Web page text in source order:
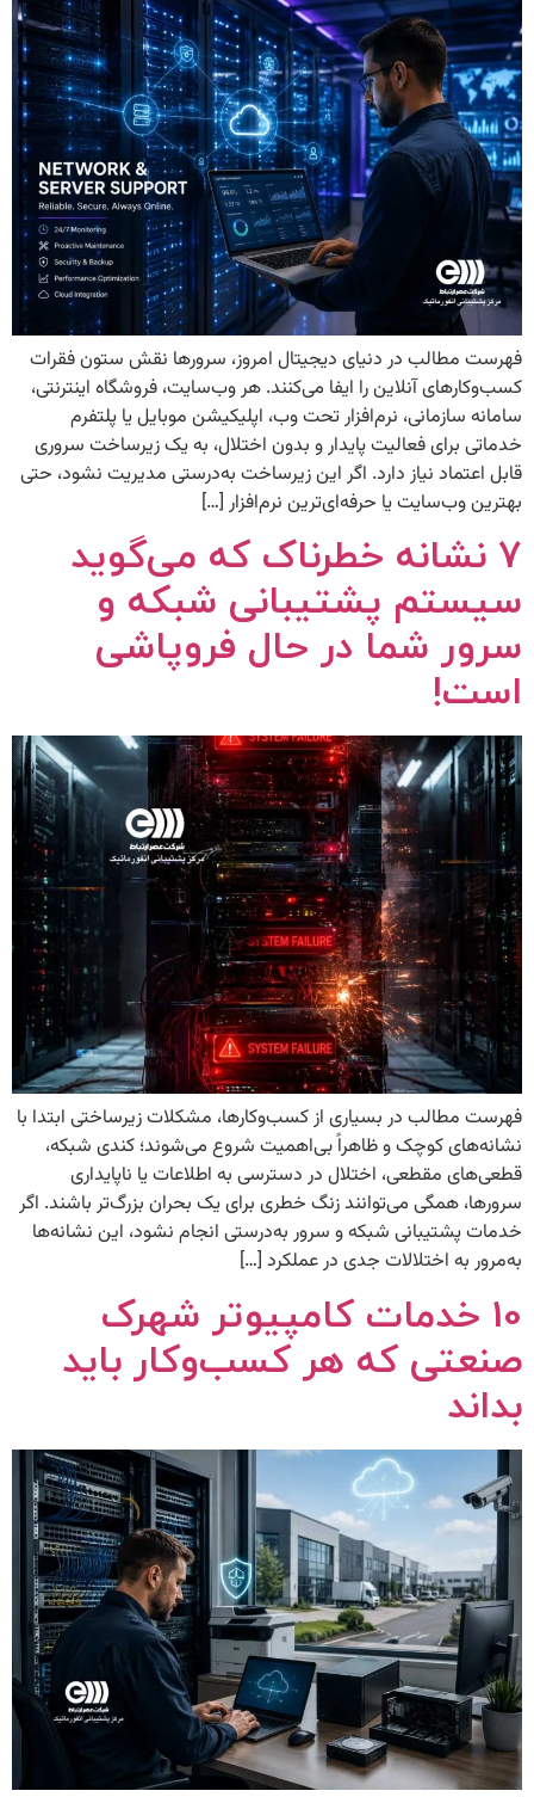
فهرست مطالب در دنیای دیجیتال امروز، سرورها نقش ستون فقرات
کسب‌وکارهای آنلاین را ایفا می‌کنند. هر وب‌سایت، فروشگاه اینترنتی،
سامانه سازمانی، نرم‌افزار تحت وب، اپلیکیشن موبایل یا پلتفرم
خدماتی برای فعالیت پایدار و بدون اختلال، به یک زیرساخت سروری
قابل اعتماد نیاز دارد. اگر این زیرساخت به‌درستی مدیریت نشود، حتی
بهترین وب‌سایت یا حرفه‌ای‌ترین نرم‌افزار […]
۷ نشانه خطرناک که می‌گوید
سیستم پشتیبانی شبکه و
سرور شما در حال فروپاشی
است!
فهرست مطالب در بسیاری از کسب‌وکارها، مشکلات زیرساختی ابتدا با
نشانه‌های کوچک و ظاهراً بی‌اهمیت شروع می‌شوند؛ کندی شبکه،
قطعی‌های مقطعی، اختلال در دسترسی به اطلاعات یا ناپایداری
سرورها، همگی می‌توانند زنگ خطری برای یک بحران بزرگ‌تر باشند. اگر
خدمات پشتیبانی شبکه و سرور به‌درستی انجام نشود، این نشانه‌ها
به‌مرور به اختلالات جدی در عملکرد […]
10 خدمات کامپیوتر شهرک
صنعتی که هر کسب‌وکار باید
بداند